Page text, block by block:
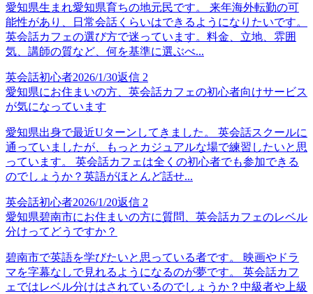
愛知県生まれ愛知県育ちの地元民です。 来年海外転勤の可
能性があり、日常会話くらいはできるようになりたいです。
英会話カフェの選び方で迷っています。料金、立地、雰囲
気、講師の質など、何を基準に選ぶべ...
英会話初心者2026/1/30返信 2
愛知県にお住まいの方、英会話カフェの初心者向けサービス
が気になっています
愛知県出身で最近Uターンしてきました。 英会話スクールに
通っていましたが、もっとカジュアルな場で練習したいと思
っています。 英会話カフェは全くの初心者でも参加できる
のでしょうか？英語がほとんど話せ...
英会話初心者2026/1/20返信 2
愛知県碧南市にお住まいの方に質問、英会話カフェのレベル
分けってどうですか？
碧南市で英語を学びたいと思っている者です。 映画やドラ
マを字幕なしで見れるようになるのが夢です。 英会話カフ
ェではレベル分けはされているのでしょうか？中級者や上級